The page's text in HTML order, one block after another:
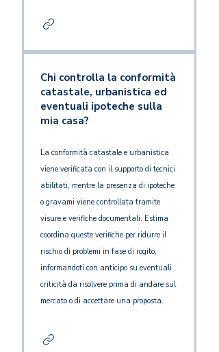
Chi controlla la conformità
catastale, urbanistica ed
eventuali ipoteche sulla
mia casa?
La conformità catastale e urbanistica
viene verificata con il supporto di tecnici
abilitati, mentre la presenza di ipoteche
o gravami viene controllata tramite
visure e verifiche documentali. Estima
coordina queste verifiche per ridurre il
rischio di problemi in fase di rogito,
informandoti con anticipo su eventuali
criticità da risolvere prima di andare sul
mercato o di accettare una proposta.